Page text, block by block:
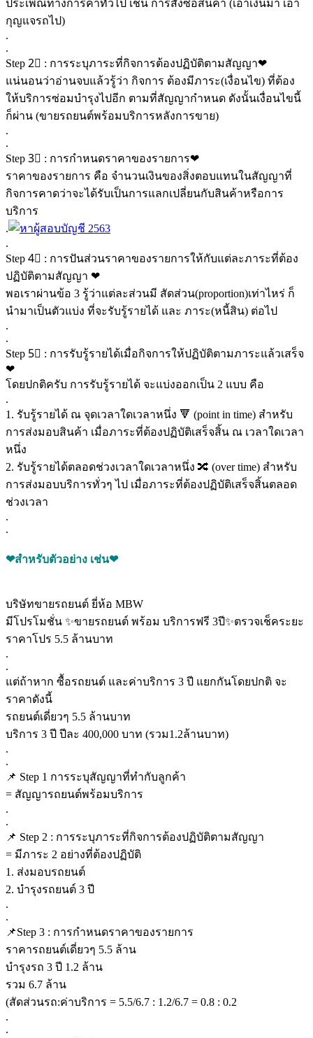
ประเพณีทางการค้าทั่วไป เช่น การสั่งซื้อสินค้า (เอาเงินมา เอา
กุญแจรถไป)
.
.
Step 2⃣ : การระบุภาระที่กิจการต้องปฏิบัติตามสัญญา❤
แน่นอนว่าอ่านจบแล้วรู้ว่า กิจการ ต้องมีภาระ(เงื่อนไข) ที่ต้อง
ให้บริการซ่อมบำรุงไปอีก ตามที่สัญญากำหนด ดังนั้นเงื่อนไขนี้
ก็ผ่าน (ขายรถยนต์พร้อมบริการหลังการขาย)
.
.
Step 3⃣ : การกำหนดราคาของรายการ❤
ราคาของรายการ คือ จำนวนเงินของสิ่งตอบแทนในสัญญาที่
กิจการคาดว่าจะได้รับเป็นการแลกเปลี่ยนกับสินค้าหรือการ
บริการ
.
.
Step 4⃣ : การปันส่วนราคาของรายการให้กับแต่ละภาระที่ต้อง
ปฏิบัติตามสัญญา ❤
พอเราผ่านข้อ 3 รู้ว่าแต่ละส่วนมี สัดส่วน(proportion)เท่าไหร่ ก็
นำมาเป็นตัวแบ่ง ที่จะรับรู้รายได้ และ ภาระ(หนี้สิน) ต่อไป
.
.
Step 5⃣ : การรับรู้รายได้เมื่อกิจการให้ปฏิบัติตามภาระแล้วเสร็จ
❤
โดยปกติครับ การรับรู้รายได้ จะแบ่งออกเป็น 2 แบบ คือ
.
1. รับรู้รายได้ ณ จุดเวลาใดเวลาหนึ่ง 🔻 (point in time) สำหรับ
การส่งมอบสินค้า เมื่อภาระที่ต้องปฏิบัติเสร็จสิ้น ณ เวลาใดเวลา
หนึ่ง
2. รับรู้รายได้ตลอดช่วงเวลาใดเวลาหนึ่ง 🔀 (over time) สำหรับ
การส่งมอบบริการทั่วๆ ไป เมื่อภาระที่ต้องปฏิบัติเสร็จสิ้นตลอด
ช่วงเวลา
.
.
❤สำหรับตัวอย่าง เช่น❤
บริษัทขายรถยนต์ ยี่ห้อ MBW
มีโปรโมชั่น ✨ขายรถยนต์ พร้อม บริการฟรี 3ปี✨ตรวจเช็คระยะ
ราคาโปร 5.5 ล้านบาท
.
.
แต่ถ้าหาก ซื้อรถยนต์ และค่าบริการ 3 ปี แยกกันโดยปกติ จะ
ราคาดังนี้
รถยนต์เดี่ยวๆ 5.5 ล้านบาท
บริการ 3 ปี ปีละ 400,000 บาท (รวม1.2ล้านบาท)
.
.
📌 Step 1 การระบุสัญญาที่ทำกับลูกค้า
= สัญญารถยนต์พร้อมบริการ
.
.
📌 Step 2 : การระบุภาระที่กิจการต้องปฏิบัติตามสัญญา
= มีภาระ 2 อย่างที่ต้องปฏิบัติ
1. ส่งมอบรถยนต์
2. บำรุงรถยนต์ 3 ปี
.
.
📌Step 3 : การกำหนดราคาของรายการ
ราคารถยนต์เดี่ยวๆ 5.5 ล้าน
บำรุงรถ 3 ปี 1.2 ล้าน
รวม 6.7 ล้าน
(สัดส่วนรถ:ค่าบริการ = 5.5/6.7 : 1.2/6.7 = 0.8 : 0.2
.
.